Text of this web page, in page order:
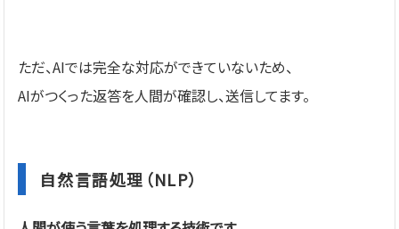
ただ、AIでは完全な対応ができていないため、
AIがつくった返答を人間が確認し、送信してます。
自然言語処理（NLP）